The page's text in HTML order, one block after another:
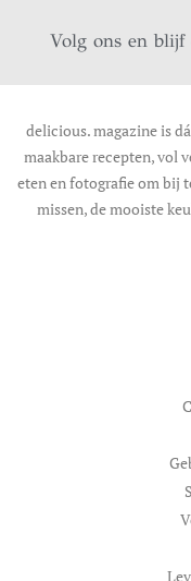
Volg ons en blijf
delicious. magazine is
maakbare recepten, vol
eten en fotografie om bij
missen, de mooiste